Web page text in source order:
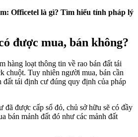
Officetel là gì? Tìm hiểu tính pháp lý
được mua, bán không?
hàng loạt thông tin về rao bán đất tái
chuột. Tuy nhiên người mua, bán cần
đất tái định cư đúng quy định của pháp
đã được cấp sổ đỏ, chủ sở hữu sẽ có đầy
bán mảnh đất đó như các mảnh đất